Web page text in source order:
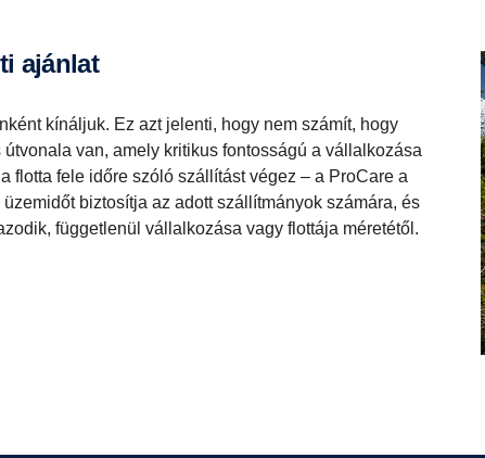
ajánlat
kínáljuk. Ez azt jelenti, hogy nem számít, hogy
van, amely kritikus fontosságú a vállalkozása
flotta fele időre szóló szállítást végez – a ProCare a
biztosítja az adott szállítmányok számára, és
függetlenül vállalkozása vagy flottája méretétől.